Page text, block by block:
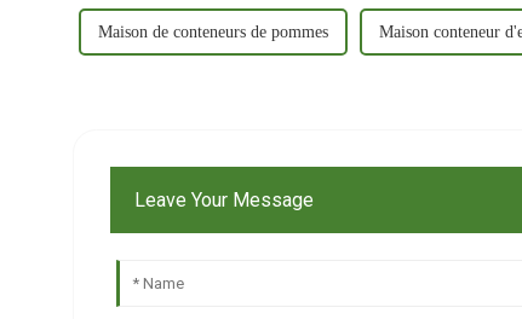
Maison de conteneurs de pommes Maison conteneur
Leave Your Message